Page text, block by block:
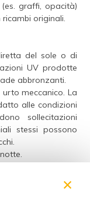
graffi, opacità)
originali.
del sole o di
UV prodotte
abbronzanti.
meccanico. La
alle condizioni
sollecitazioni
stessi possono
in spiaggia o
a persona, ma si
×